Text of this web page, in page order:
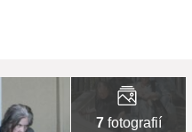
7fotografií